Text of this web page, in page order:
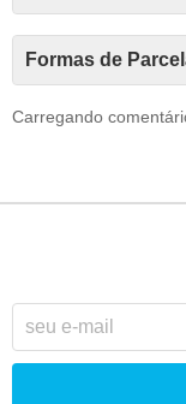
Formas de
Carregando